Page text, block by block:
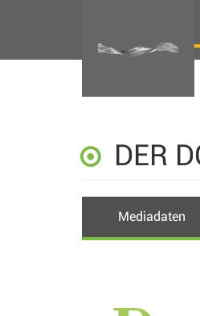
DER
Mediadaten